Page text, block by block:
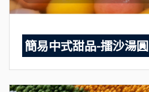
簡易中式甜品-擂沙湯圓